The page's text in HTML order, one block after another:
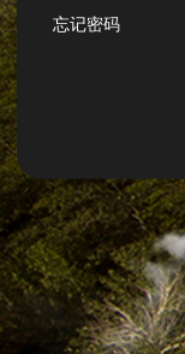
忘记密码